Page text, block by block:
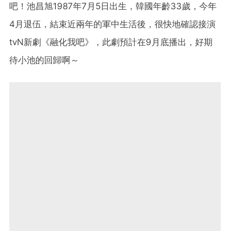
吧！池昌旭1987年7月5日出生，韓國年齡33歲，今年
4月退伍，結束近兩年的軍中生活後，很快地確認接演
tvN新劇《融化我吧》，此劇預計在9月底播出，好期
待小池的回歸啊～